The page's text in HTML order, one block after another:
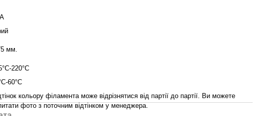
мм.
220°С
60°С
кольору філамента може відрізнятися від партії до партії. Ви можете
фото з поточним відтінком у менеджера.